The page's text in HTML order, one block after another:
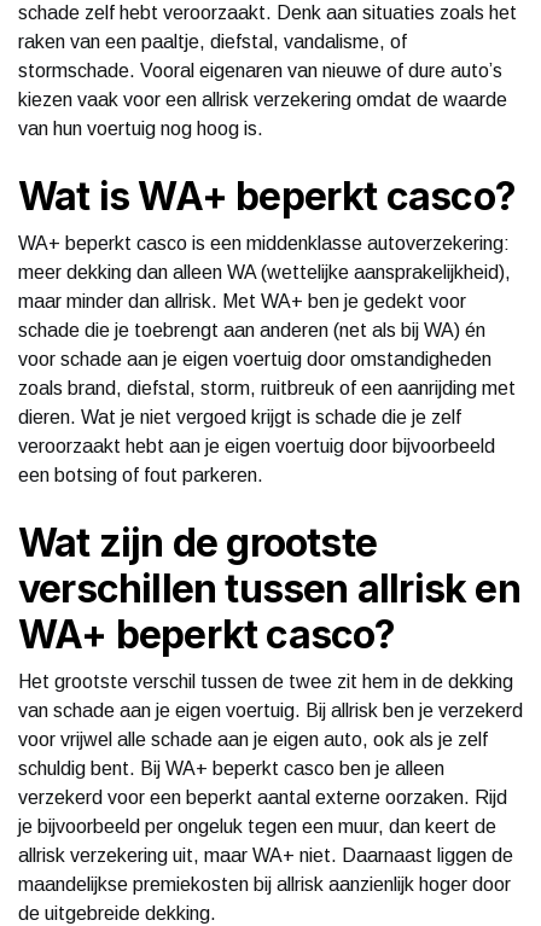
schade zelf hebt veroorzaakt. Denk aan situaties zoals het
raken van een paaltje, diefstal, vandalisme, of
stormschade. Vooral eigenaren van nieuwe of dure auto’s
kiezen vaak voor een allrisk verzekering omdat de waarde
van hun voertuig nog hoog is.
Wat is WA+ beperkt casco?
WA+ beperkt casco is een middenklasse autoverzekering:
meer dekking dan alleen WA (wettelijke aansprakelijkheid),
maar minder dan allrisk. Met WA+ ben je gedekt voor
schade die je toebrengt aan anderen (net als bij WA) én
voor schade aan je eigen voertuig door omstandigheden
zoals brand, diefstal, storm, ruitbreuk of een aanrijding met
dieren. Wat je niet vergoed krijgt is schade die je zelf
veroorzaakt hebt aan je eigen voertuig door bijvoorbeeld
een botsing of fout parkeren.
Wat zijn de grootste
verschillen tussen allrisk en
WA+ beperkt casco?
Het grootste verschil tussen de twee zit hem in de dekking
van schade aan je eigen voertuig. Bij allrisk ben je verzekerd
voor vrijwel alle schade aan je eigen auto, ook als je zelf
schuldig bent. Bij WA+ beperkt casco ben je alleen
verzekerd voor een beperkt aantal externe oorzaken. Rijd
je bijvoorbeeld per ongeluk tegen een muur, dan keert de
allrisk verzekering uit, maar WA+ niet. Daarnaast liggen de
maandelijkse premiekosten bij allrisk aanzienlijk hoger door
de uitgebreide dekking.